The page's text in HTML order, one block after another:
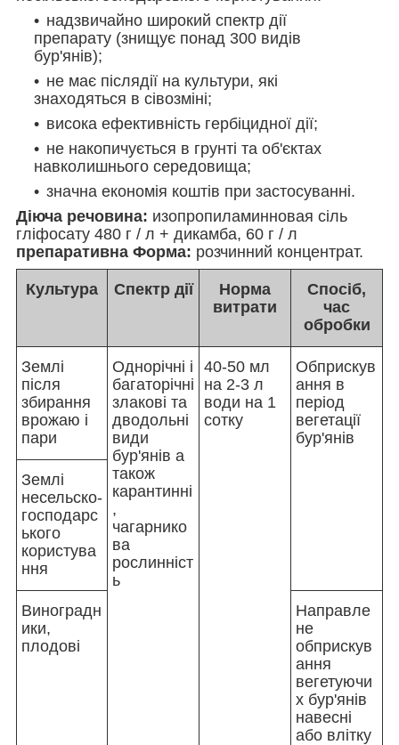
надзвичайно широкий спектр дії
препарату (знищує понад 300 видів
бур'янів);
не має післядії на культури, які
знаходяться в сівозміні;
висока ефективність гербіцидної дії;
не накопичується в грунті та об'єктах
навколишнього середовища;
значна економія коштів при застосуванні.
Діюча речовина: изопропиламинновая сіль
гліфосату 480 г / л + дикамба, 60 г / л
препаративна Форма: розчинний концентрат.
Культура Спектр дії
Норма
витрати
Спосіб,
час
обробки
Землі
після
збирання
врожаю і
пари
Однорічні і
багаторічні
злакові та
дводольні
види
бур'янів а
також
карантинні
,
чагарнико
ва
рослинніст
ь
40-50 мл
на 2-3 л
води на 1
сотку
Обприскув
ання в
період
вегетації
бур'янів
Землі
несельско-
господарс
ького
користува
ння
Виноградн
ики,
плодові
Направле
не
обприскув
ання
вегетуючи
х бур'янів
навесні
або влітку